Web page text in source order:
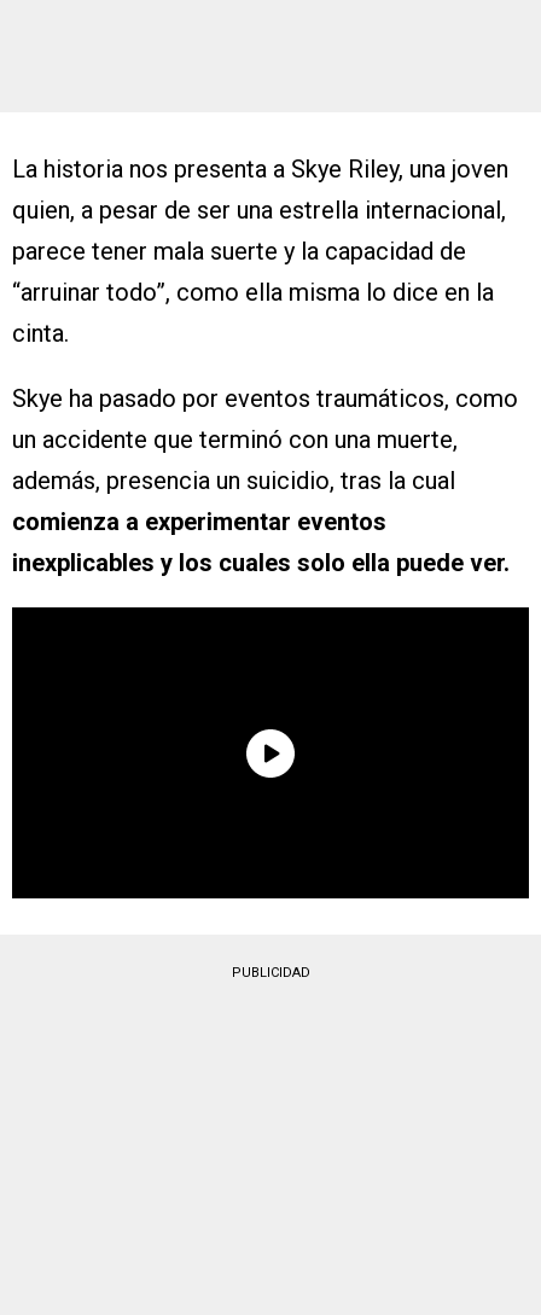
La historia nos presenta a Skye Riley, una joven
quien, a pesar de ser una estrella internacional,
parece tener mala suerte y la capacidad de
“arruinar todo”, como ella misma lo dice en la
cinta.
Skye ha pasado por eventos traumáticos, como
un accidente que terminó con una muerte,
además, presencia un suicidio, tras la cual
comienza a experimentar eventos
inexplicables y los cuales solo ella puede ver.
PUBLICIDAD